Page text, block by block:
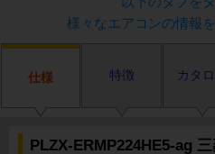
様々なエアコンの情報
仕様 特徴 カタ
PLZX-ERMP224HE5-ag